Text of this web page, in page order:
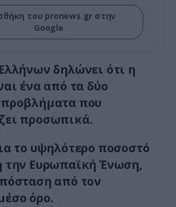
του pronews.gr στην
Google
δηλώνει ότι η
ένα από τα δύο
που
προσωπικά.
το υψηλότερο ποσοστό
την Ευρωπαϊκή Ένωση,
από τον
όρο.